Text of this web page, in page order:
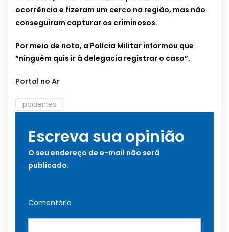
ocorrência e fizeram um cerco na região, mas não
conseguiram capturar os criminosos.
Por meio de nota, a Polícia Militar informou que
“ninguém quis ir à delegacia registrar o caso”.
Portal no Ar
pacientes
Escreva sua opinião
O seu endereço de e-mail não será
publicado.
Comentário